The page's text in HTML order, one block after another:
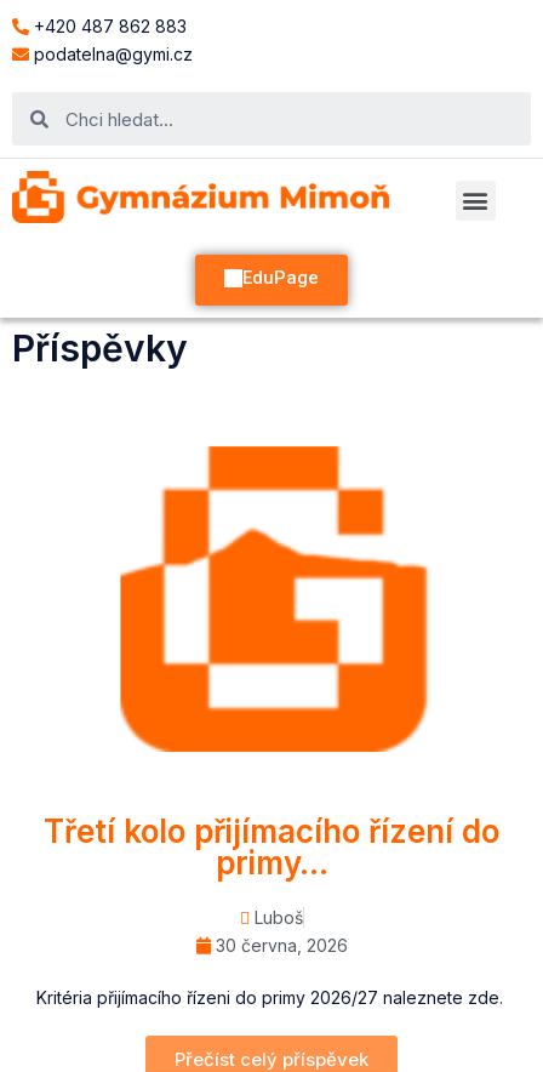
+420 487 862 883
podatelna@gymi.cz
EduPage
Příspěvky
Třetí kolo přijímacího řízení do
primy…
Luboš
30 června, 2026
Kritéria přijímacího řízeni do primy 2026/27 naleznete zde.
Přečíst celý příspěvek